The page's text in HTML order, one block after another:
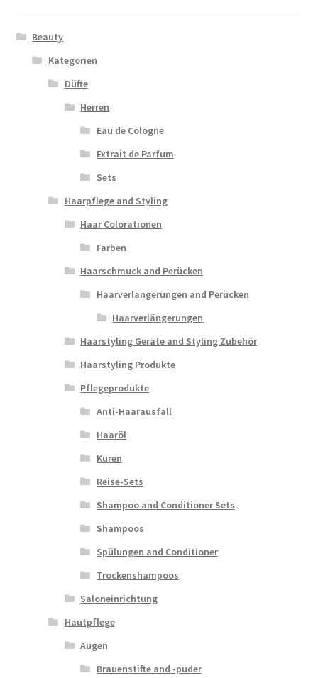
Beauty
Kategorien
Düfte
Herren
Eau de Cologne
Extrait de Parfum
Sets
Haarpflege and Styling
Haar Colorationen
Farben
Haarschmuck and Perücken
Haarverlängerungen and Perücken
Haarverlängerungen
Haarstyling Geräte and Styling Zubehör
Haarstyling Produkte
Pflegeprodukte
Anti-Haarausfall
Haaröl
Kuren
Reise-Sets
Shampoo and Conditioner Sets
Shampoos
Spülungen and Conditioner
Trockenshampoos
Saloneinrichtung
Hautpflege
Augen
Brauenstifte and -puder